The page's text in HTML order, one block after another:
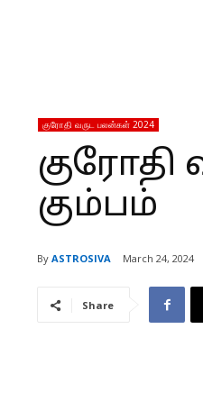
குரோதி வருட பலன்கள் 2024
குரோதி
கும்பம்
By ASTROSIVA March 24, 2024
Share